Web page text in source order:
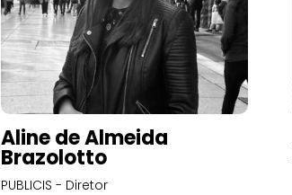
Aline de Almeida
Brazolotto
PUBLICIS - Diretor